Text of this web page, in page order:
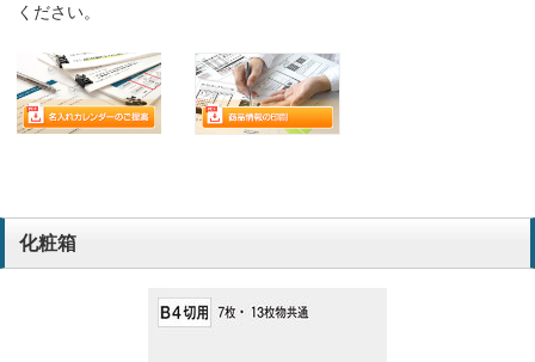
ください。
化粧箱